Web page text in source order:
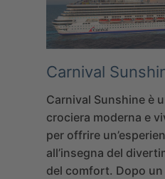
Carnival
Carnival Sunshine è
crociera moderna e
per offrire
all’insegna del
del comfort. Dopo